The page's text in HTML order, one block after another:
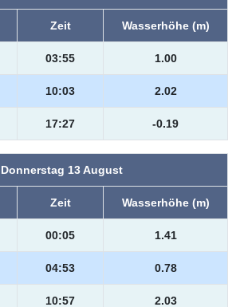
Zeit Wasserhöhe (m)
03:55 1.00
10:03 2.02
17:27 -0.19
Donnerstag 13 August
Zeit Wasserhöhe (m)
00:05 1.41
04:53 0.78
10:57 2.03